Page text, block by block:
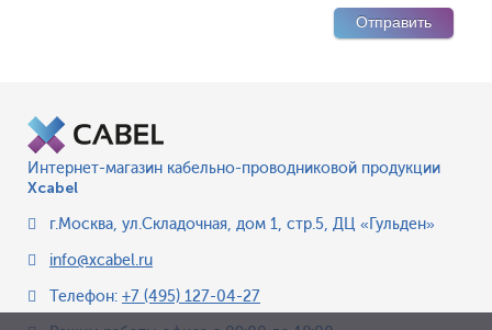
Интернет-магазин кабельно-проводниковой продукции
Xcabel
г.Москва, ул.Складочная, дом 1, стр.5, ДЦ «Гульден»
info@xcabel.ru
Телефон: +7 (495) 127-04-27